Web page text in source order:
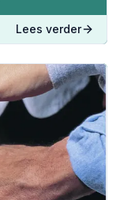
Lees verder